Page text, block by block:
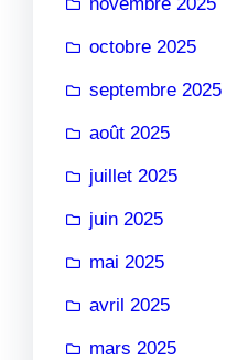
octobre 2025
septembre 2025
août 2025
juillet 2025
juin 2025
mai 2025
avril 2025
mars 2025